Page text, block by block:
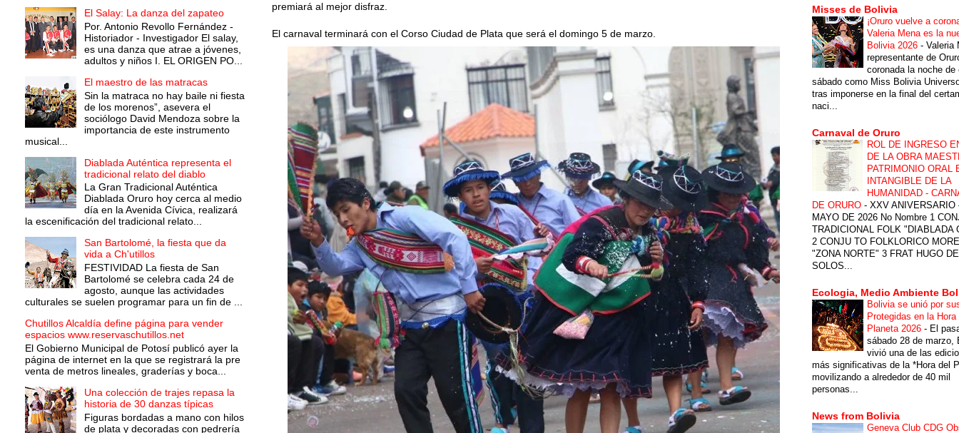
premiará al mejor disfraz.
El carnaval terminará con el Corso Ciudad de Plata que será el domingo 5 de marzo.
El Salay: La danza del zapateo
Por. Antonio Revollo Fernández -
Historiador - Investigador El salay,
es una danza que atrae a jóvenes,
adultos y niños I. EL ORIGEN PO...
El maestro de las matracas
Sin la matraca no hay baile ni fiesta
de los morenos”, asevera el
sociólogo David Mendoza sobre la
importancia de este instrumento
musical...
Diablada Auténtica representa el
tradicional relato del diablo
La Gran Tradicional Auténtica
Diablada Oruro hoy cerca al medio
día en la Avenida Cívica, realizará
la escenificación del tradicional relato...
San Bartolomé, la fiesta que da
vida a Ch'utillos
FESTIVIDAD La fiesta de San
Bartolomé se celebra cada 24 de
agosto, aunque las actividades
culturales se suelen programar para un fin de ...
Chutillos Alcaldía define página para vender
espacios www.reservaschutillos.net
El Gobierno Municipal de Potosí publicó ayer la
página de internet en la que se registrará la pre
venta de metros lineales, graderías y boca...
Una colección de trajes repasa la
historia de 30 danzas típicas
Figuras bordadas a mano con hilos
de plata y decoradas con pedrería
Misses de Bolivia
¡Oruro vuelve a
Valeria Mena es la
Bolivia 2026 - Valeria
representante de
coronada la noche de
sábado como Miss Bolivia
tras imponerse en la final del
naci...
Carnaval de Oruro
ROL DE INGRESO
DE LA OBRA
PATRIMONIO ORAL
INTANGIBLE DE LA
HUMANIDAD -
DE ORURO - XXV ANIVERSARIO
MAYO DE 2026 No Nombre 1
TRADICIONAL FOLK "DIABLADA
2 CONJU TO FOLKLORICO
"ZONA NORTE" 3 FRAT HUGO
SOLOS...
Ecologia, Medio Ambiente
Bolivia se unió por
Protegidas en la Hora
Planeta 2026 - El
sábado 28 de marzo,
vivió una de las
más significativas de la *Hora del
movilizando a alrededor de 40 mil
personas...
News from Bolivia
Geneva Club CDG